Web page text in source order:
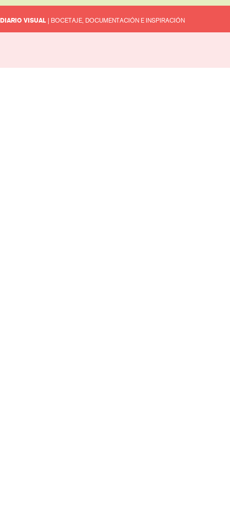
DIARIO VISUAL | BOCETAJE, DOCUMENTACIÓN E INSPIRACIÓN